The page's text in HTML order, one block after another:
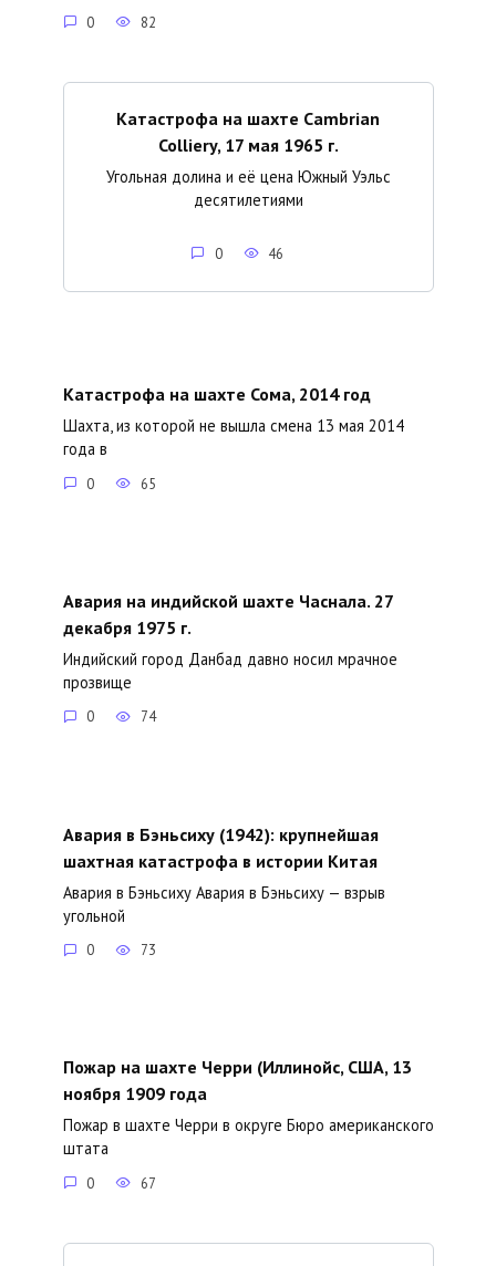
0 82
Катастрофа на шахте Cambrian
Colliery, 17 мая 1965 г.
Угольная долина и её цена Южный Уэльс
десятилетиями
0 46
Катастрофа на шахте Сома, 2014 год
Шахта, из которой не вышла смена 13 мая 2014
года в
0 65
Авария на индийской шахте Часнала. 27
декабря 1975 г.
Индийский город Данбад давно носил мрачное
прозвище
0 74
Авария в Бэньсиху (1942): крупнейшая
шахтная катастрофа в истории Китая
Авария в Бэньсиху Авария в Бэньсиху — взрыв
угольной
0 73
Пожар на шахте Черри (Иллинойс, США, 13
ноября 1909 года
Пожар в шахте Черри в округе Бюро американского
штата
0 67